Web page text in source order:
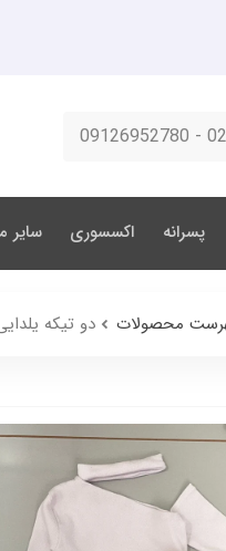
پسرانه اکسسوری سایر
محصولات دو تیکه